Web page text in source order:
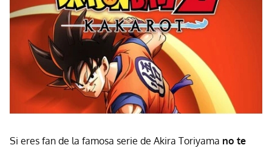
Si eres fan de la famosa serie de Akira Toriyama no te